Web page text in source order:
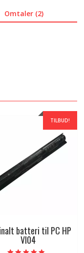
Omtaler (2)
TILBUD!
batteri til PC HP
VI04